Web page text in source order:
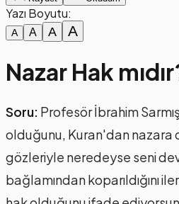
Yazı Boyutu:
A A A A
Nazar Hak
Soru: Profesör İbrahim
olduğunu, Kuran'dan nazara
gözleriyle neredeyse seni
bağlamından koparıldığını